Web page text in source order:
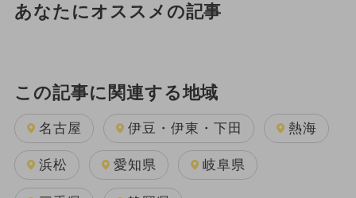
あなたにオススメの記事
この記事に関連する地域
名古屋 伊豆・伊東・下田 熱海
浜松 愛知県 岐阜県